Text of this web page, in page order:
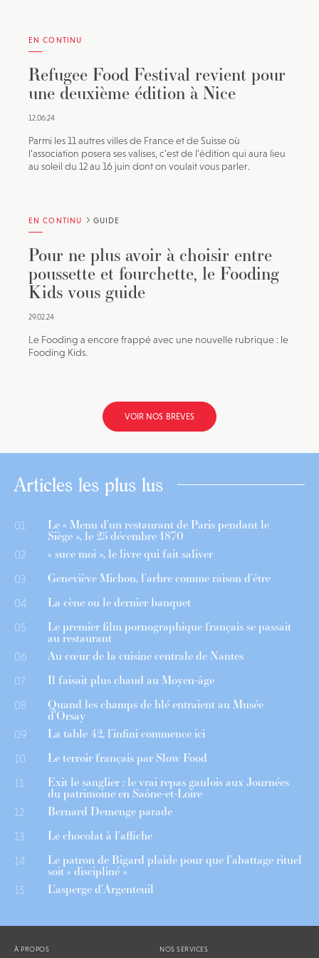
EN CONTINU
Refugee Food Festival revient pour
une deuxième édition à Nice
12.06.24
Parmi les 11 autres villes de France et de Suisse où
l’association posera ses valises, c’est de l’édition qui aura lieu
au soleil du 12 au 16 juin dont on voulait vous parler.
EN CONTINU GUIDE
Pour ne plus avoir à choisir entre
poussette et fourchette, le Fooding
Kids vous guide
29.02.24
Le Fooding a encore frappé avec une nouvelle rubrique : le
Fooding Kids.
VOIR NOS BRÈVES
Articles les plus lus
01 Le « Menu d’un restaurant de Paris pendant le
Siège », le 25 décembre 1870
02 « suce moi », le livre qui fait saliver
03 Geneviève Michon, l’arbre comme raison d’être
04 La cène ou le dernier banquet
05 Le premier film pornographique français se passait
au restaurant
06 Au cœur de la cuisine centrale de Nantes
07 Il faisait plus chaud au Moyen-âge
08 Quand les champs de blé entraient au Musée
d’Orsay
09 La table 42, l’infini commence ici
10 Le terroir français par Slow Food
11 Exit le sanglier : le vrai repas gaulois aux Journées
du patrimoine en Saône-et-Loire
12 Bernard Demenge parade
13 Le chocolat à l’affiche
14 Le patron de Bigard plaide pour que l’abattage rituel
soit « discipliné »
15 L’asperge d’Argenteuil
À PROPOS NOS SERVICES